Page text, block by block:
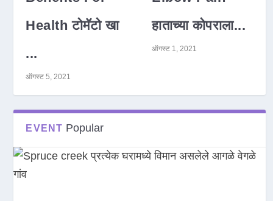
Health टोमॅटो खा
...
ऑगस्ट 5, 2021
हाताच्या कोपराला...
ऑगस्ट 1, 2021
EVENT Popular